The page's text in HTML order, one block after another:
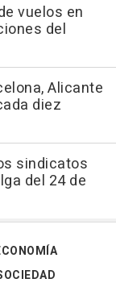
vuelos en
del
Alicante
diez
sindicatos
del 24 de